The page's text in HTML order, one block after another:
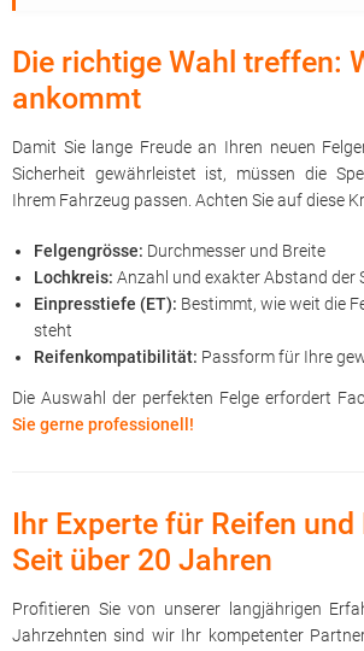
Die richtige Wahl treffen:
ankommt
Damit Sie lange Freude an Ihren neuen
Sicherheit gewährleistet ist, müssen die
Ihrem Fahrzeug passen. Achten Sie auf diese
Felgengrösse: Durchmesser und Breite
Lochkreis: Anzahl und exakter Abstand der
Einpresstiefe (ET): Bestimmt, wie weit die
steht
Reifenkompatibilität: Passform für Ihre
Die Auswahl der perfekten Felge erfordert
Sie gerne professionell!
Ihr Experte für Reifen und
Seit über 20 Jahren
Profitieren Sie von unserer langjährigen
Jahrzehnten sind wir Ihr kompetenter